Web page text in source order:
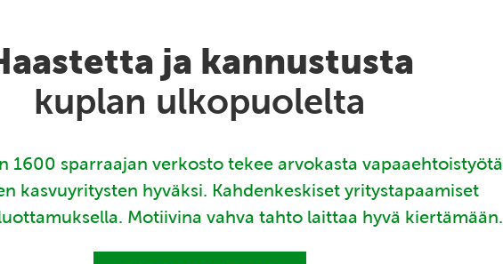
ja kannustusta
kuplan ulkopuolelta
1600 sparraajan verkosto tekee arvokasta vapaaehtoistyötä
kasvuyritysten hyväksi. Kahdenkeskiset yritystapaamiset
Motiivina vahva tahto laittaa hyvä kiertämään.